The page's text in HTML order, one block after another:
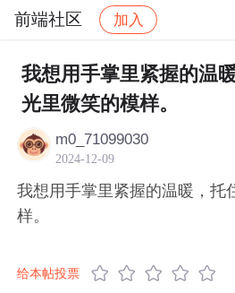
前端社区 加入
社区 前端社区 感慨
我想用手掌里紧握的温
光里微笑的模样。
m0_71099030
2024-12-09
我想用手掌里紧握的温暖，托
样。
给本帖投票